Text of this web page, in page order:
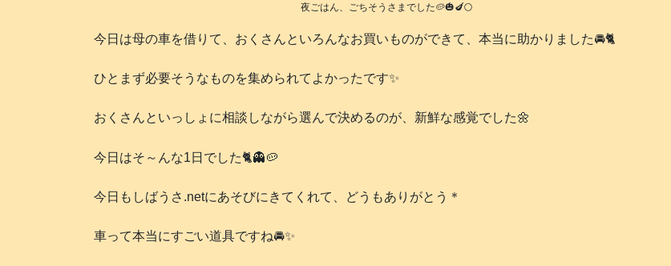
夜ごはん、ごちそうさまでした🥔🎃🍆🌕️
今日は母の車を借りて、おくさんといろんなお買いものができて、本当に助かりました🚘️🐈️
ひとまず必要そうなものを集められてよかったです✨
おくさんといっしょに相談しながら選んで決めるのが、新鮮な感覚でした🌼
今日はそ～んな1日でした🐈️👻🥔
今日もしばうさ.netにあそびにきてくれて、どうもありがとう＊
車って本当にすごい道具ですね🚘️✨